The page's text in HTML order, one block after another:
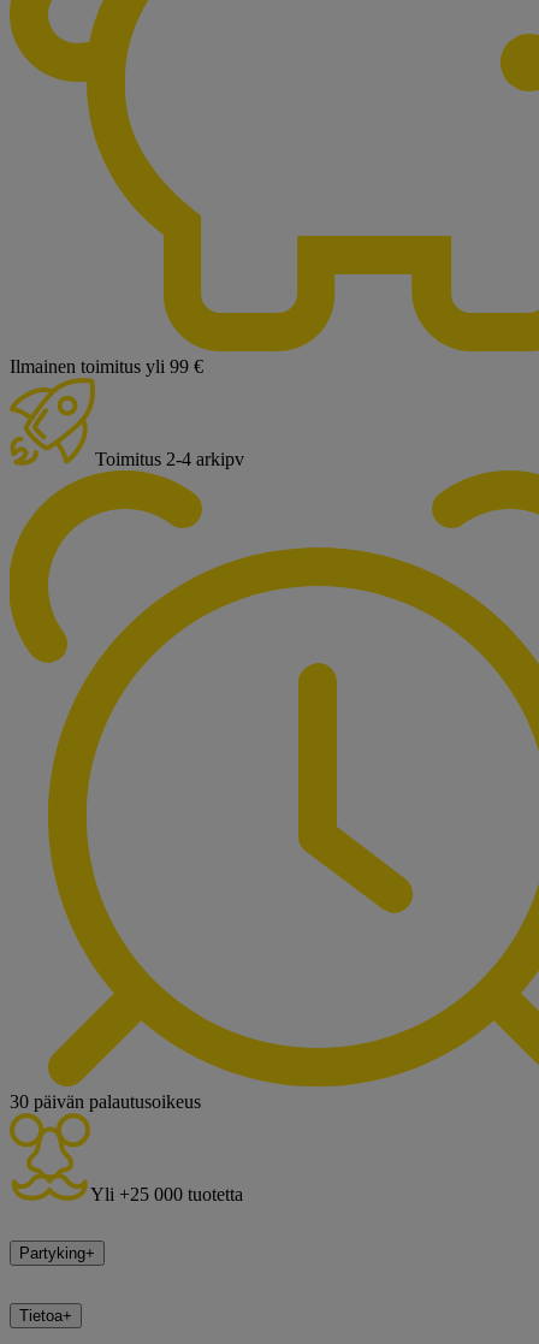
Ilmainen toimitus yli 99 €
Toimitus 2-4 arkipv
30 päivän palautusoikeus
Yli +25 000 tuotetta
Partyking+
Tietoa+